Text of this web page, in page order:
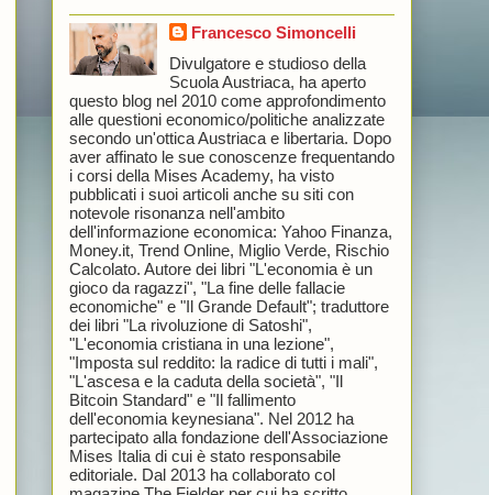
Francesco Simoncelli
Divulgatore e studioso della
Scuola Austriaca, ha aperto
questo blog nel 2010 come approfondimento
alle questioni economico/politiche analizzate
secondo un'ottica Austriaca e libertaria. Dopo
aver affinato le sue conoscenze frequentando
i corsi della Mises Academy, ha visto
pubblicati i suoi articoli anche su siti con
notevole risonanza nell'ambito
dell'informazione economica: Yahoo Finanza,
Money.it, Trend Online, Miglio Verde, Rischio
Calcolato. Autore dei libri "L'economia è un
gioco da ragazzi", "La fine delle fallacie
economiche" e "Il Grande Default"; traduttore
dei libri "La rivoluzione di Satoshi",
"L'economia cristiana in una lezione",
"Imposta sul reddito: la radice di tutti i mali",
"L'ascesa e la caduta della società", "Il
Bitcoin Standard" e "Il fallimento
dell'economia keynesiana". Nel 2012 ha
partecipato alla fondazione dell'Associazione
Mises Italia di cui è stato responsabile
editoriale. Dal 2013 ha collaborato col